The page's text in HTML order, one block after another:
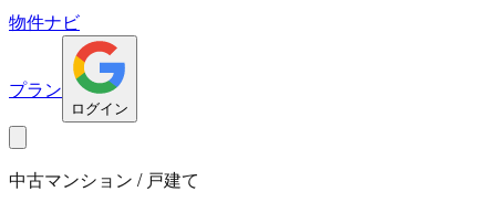
物件ナビ
プラン
ログイン
中古マンション / 戸建て